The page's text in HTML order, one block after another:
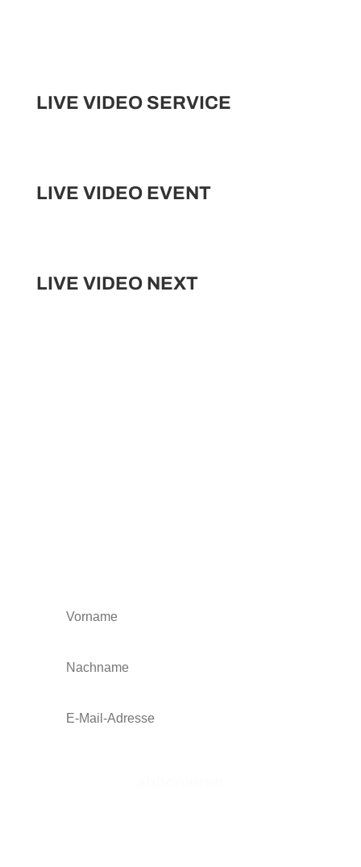
LIVE VIDEO SERVICE
LIVE VIDEO EVENT
LIVE VIDEO NEXT